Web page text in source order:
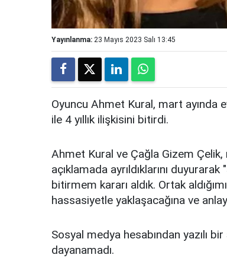
Yayınlanma: 23 Mayıs 2023 Salı 13:45
Oyuncu Ahmet Kural, mart ayında
ile 4 yıllık ilişkisini bitirdi.
Ahmet Kural ve Çağla Gizem Çelik,
açıklamada ayrıldıklarını
bitirmem kararı aldık. Ortak
hassasiyetle yaklaşacağına ve
Sosyal medya hesabından yazılı
dayanamadı.